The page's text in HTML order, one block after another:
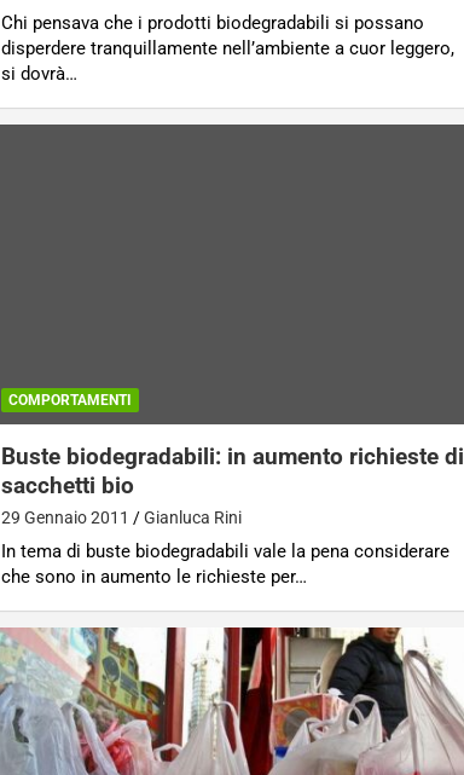
Chi pensava che i prodotti biodegradabili si possano
disperdere tranquillamente nell’ambiente a cuor leggero,
si dovrà…
COMPORTAMENTI
Buste biodegradabili: in aumento richieste di
sacchetti bio
29 Gennaio 2011 Gianluca Rini
In tema di buste biodegradabili vale la pena considerare
che sono in aumento le richieste per…